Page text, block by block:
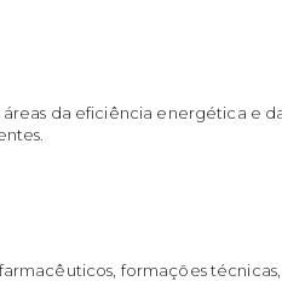
da eficiência energética e
formações